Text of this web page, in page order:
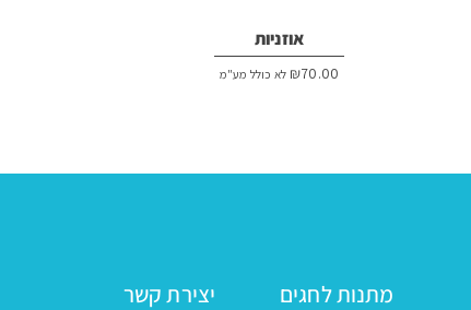
אוזניות
₪70.00 לא כולל מע"מ
מתנות לחגים יצירת קשר